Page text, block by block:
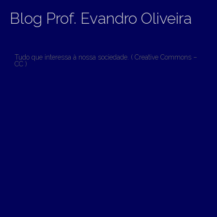
Blog Prof. Evandro Oliveira
Tudo que interessa à nossa sociedade. ( Creative Commons –
CC )